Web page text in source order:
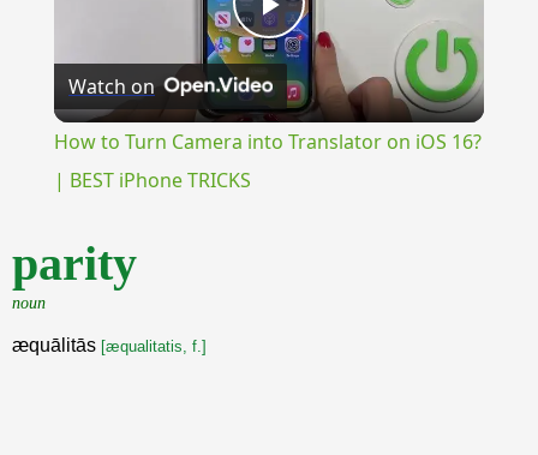
Play
Video
Watch on
How to Turn Camera into Translator on iOS 16?
| BEST iPhone TRICKS
parity
noun
æquālitās [æqualitatis, f.]